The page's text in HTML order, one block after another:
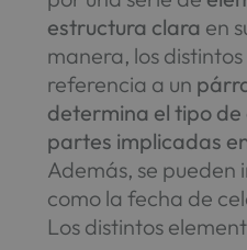
estructura clara en
manera, los
referencia a un
determina el tipo
partes implicadas
Además, se pueden
como la fecha de
Los distintos